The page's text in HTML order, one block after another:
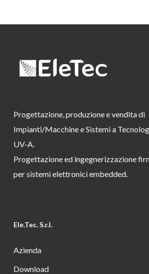
Progettazione, produzione e vendita di
Impianti/Macchine e Sistemi a
UV-A.
Progettazione ed ingegnerizzazione
per sistemi elettronici embedded.
Ele.Tec. S.r.l.
Azienda
Download